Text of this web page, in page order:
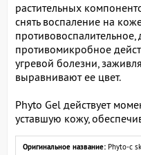
растительных
снять воспаление на
противомикробное
угревой болезни,
выравнивают ее цвет.
Phyto Gel действует
уставшую кожу,
Оригинальное название: Phyto-c